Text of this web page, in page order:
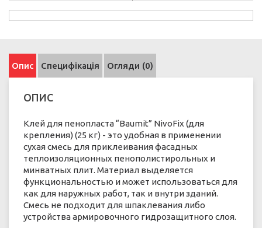
Опис Специфікація Огляди (0)
ОПИС
Клей для пенопласта “Baumit” NivoFix (для
крепления) (25 кг) - это удобная в применении
сухая смесь для приклеивания фасадных
теплоизоляционных пенополистирольных и
минватных плит. Материал выделяется
функциональностью и может использоваться для
как для наружных работ, так и внутри зданий.
Смесь не подходит для шпаклевания либо
устройства армировочного гидрозащитного слоя.